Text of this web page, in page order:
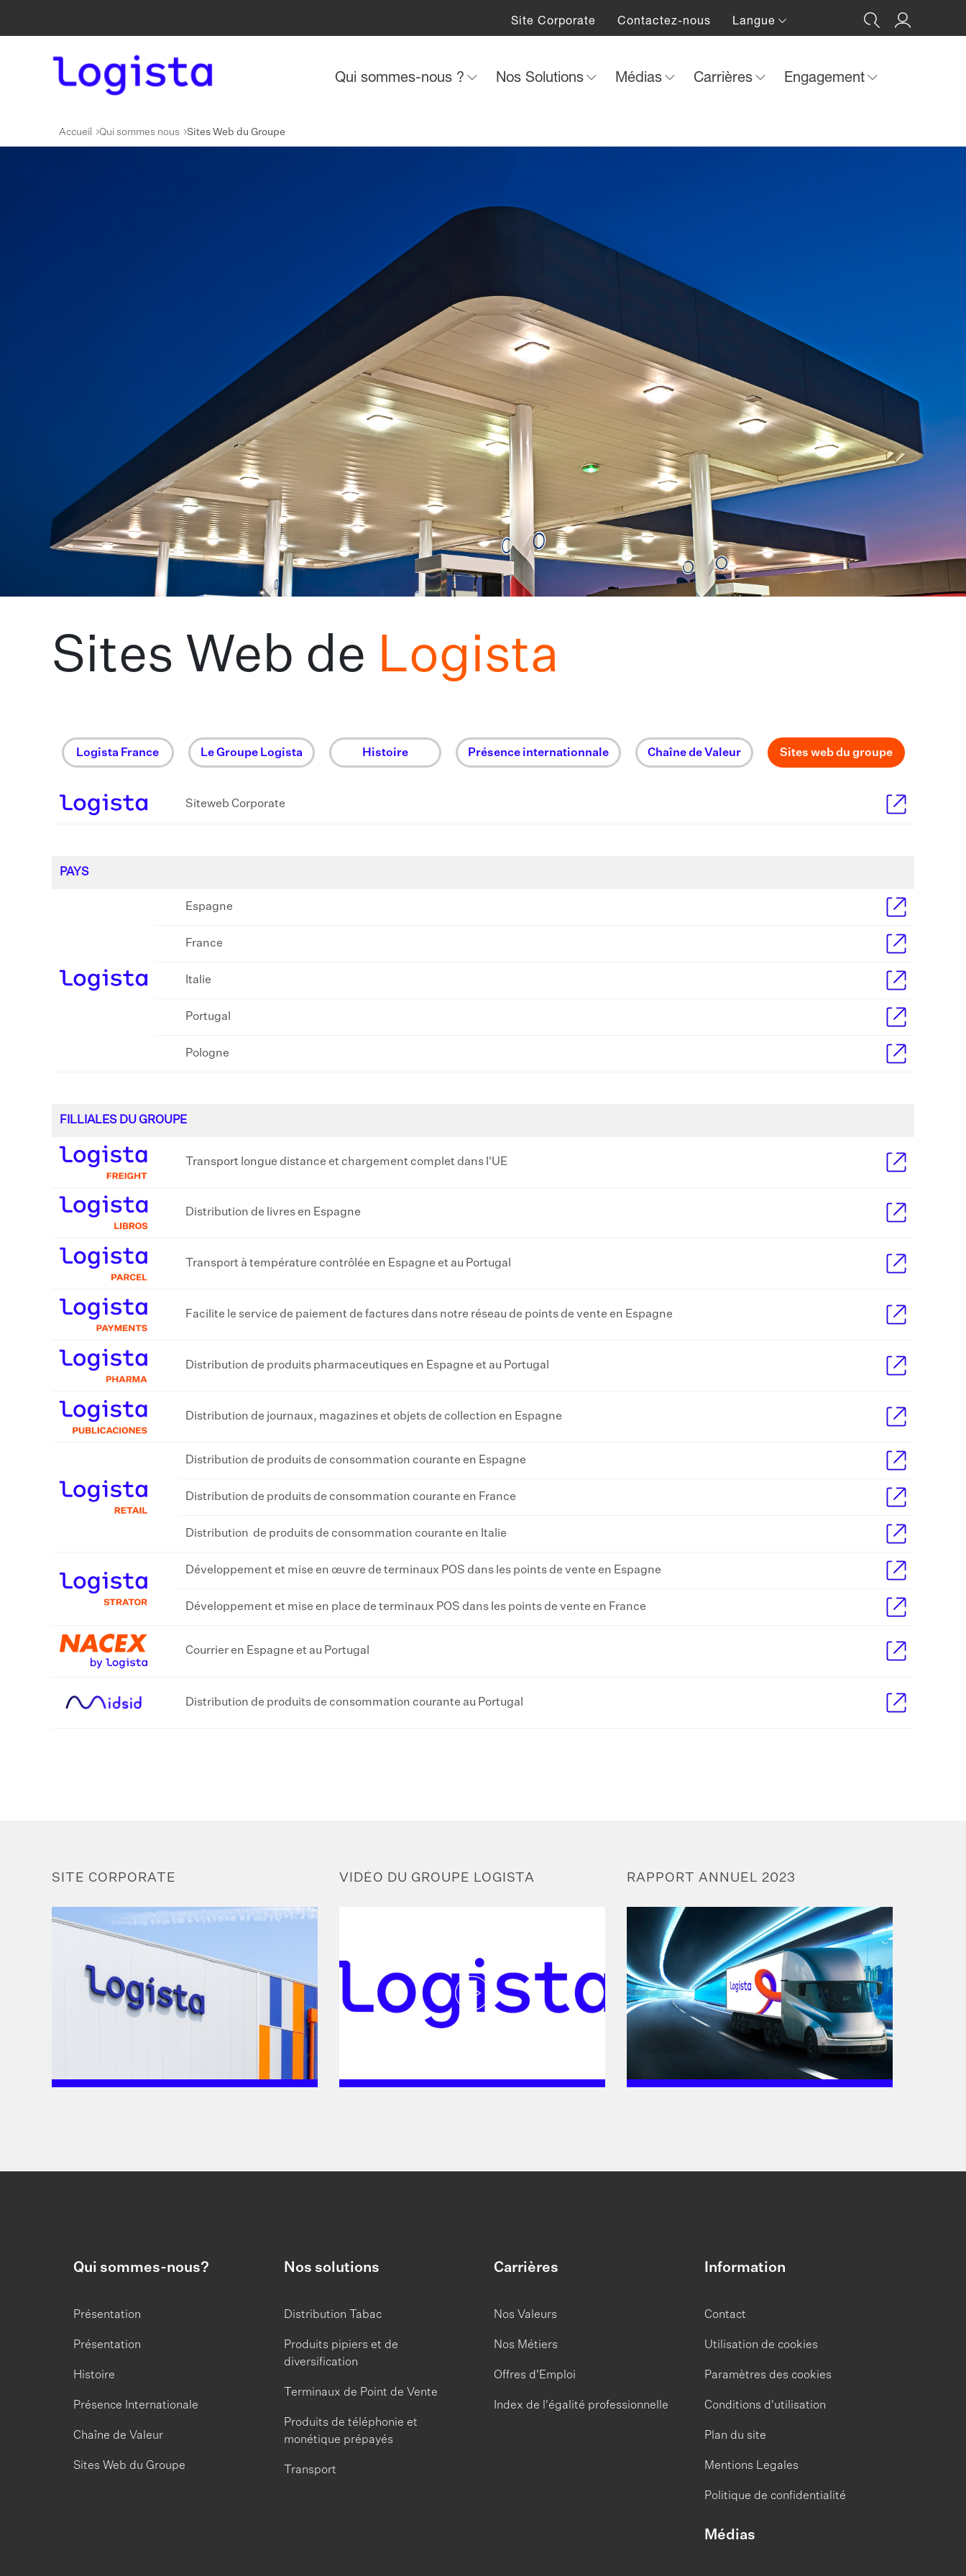
Site Corporate Contactez-nous Langue
Qui sommes-nous ? Nos Solutions Médias Carrières Engagement
Accueil Qui sommes nous Sites Web du Groupe
Sites Web de Logista
Logista France Le Groupe Logista Histoire Présence internationnale Chaîne de Valeur Sites web du groupe
Siteweb Corporate
PAYS
Espagne
France
Italie
Portugal
Pologne
FILLIALES DU GROUPE
Transport longue distance et chargement complet dans l'UE
Distribution de livres en Espagne
Transport à température contrôlée en Espagne et au Portugal
Facilite le service de paiement de factures dans notre réseau de points de vente en Espagne
Distribution de produits pharmaceutiques en Espagne et au Portugal
Distribution de journaux, magazines et objets de collection en Espagne
Distribution de produits de consommation courante en Espagne
Distribution de produits de consommation courante en France
Distribution de produits de consommation courante en Italie
Développement et mise en œuvre de terminaux POS dans les points de vente en Espagne
Développement et mise en place de terminaux POS dans les points de vente en France
Courrier en Espagne et au Portugal
Distribution de produits de consommation courante au Portugal
SITE CORPORATE VIDÉO DU GROUPE LOGISTA RAPPORT ANNUEL 2023
Qui sommes-nous?
Présentation
Présentation
Histoire
Présence Internationale
Chaîne de Valeur
Sites Web du Groupe
Nos solutions
Distribution Tabac
Produits pipiers et de
diversification
Terminaux de Point de Vente
Produits de téléphonie et
monétique prépayés
Transport
Carrières
Nos Valeurs
Nos Métiers
Offres d'Emploi
Index de l'égalité professionnelle
Information
Contact
Utilisation de cookies
Paramètres des cookies
Conditions d'utilisation
Plan du site
Mentions Legales
Politique de confidentialité
Médias